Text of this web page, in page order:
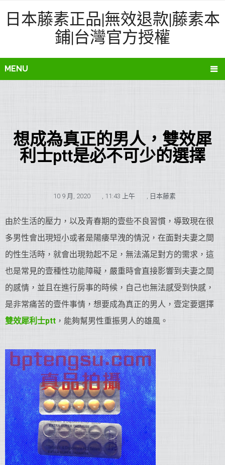
日本藤素正品|無效退款|藤素本
鋪|台灣官方授權
MENU
想成為真正的男人，雙效犀
利士ptt是必不可少的選擇
10 9 月, 2020 , 11:43 上午 , 日本藤素
由於生活的壓力，以及青春期的壹些不良習慣，導致現在很
多男性會出現短小或者是陽痿早洩的情況，在面對夫妻之間
的性生活時，就會出現勃起不足，無法滿足對方的需求，這
也是常見的壹種性功能障礙，嚴重時會直接影響到夫妻之間
的感情，並且在進行房事的時候，自己也無法感受到快感，
是非常痛苦的壹件事情，想要成為真正的男人，壹定要選擇
雙效犀利士ptt ，能夠幫男性重振男人的雄風。